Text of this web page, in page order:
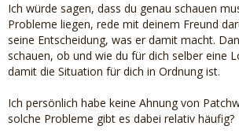
Ich würde sagen, dass du genau schauen
Probleme liegen, rede mit deinem Freund
seine Entscheidung, was er damit macht.
schauen, ob und wie du für dich selber eine
damit die Situation für dich in Ordnung ist.
Ich persönlich habe keine Ahnung von
solche Probleme gibt es dabei relativ häufig?